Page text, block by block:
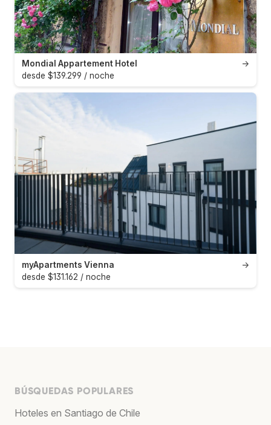
→
Mondial Appartement Hotel
desde $139.299 / noche
→
myApartments Vienna
desde $131.162 / noche
BÚSQUEDAS POPULARES
Hoteles en Santiago de Chile